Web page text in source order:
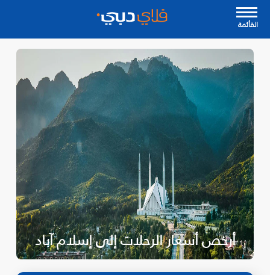
القأئمة
أرخص أسعار الرحلات إلى إسلام آباد